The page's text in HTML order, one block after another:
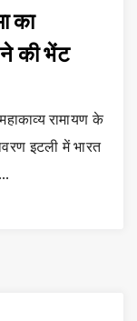
का
ने की भेंट
रामायण के
इटली में भारत